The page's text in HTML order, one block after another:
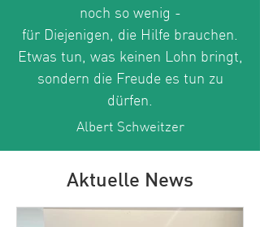
noch so wenig -
für Diejenigen, die Hilfe brauchen.
Etwas tun, was keinen Lohn bringt,
sondern die Freude es tun zu
dürfen.
Albert Schweitzer
Aktuelle News